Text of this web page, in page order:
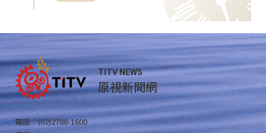
TITV NEWS
原視新聞網
電話：(02)2788-1600